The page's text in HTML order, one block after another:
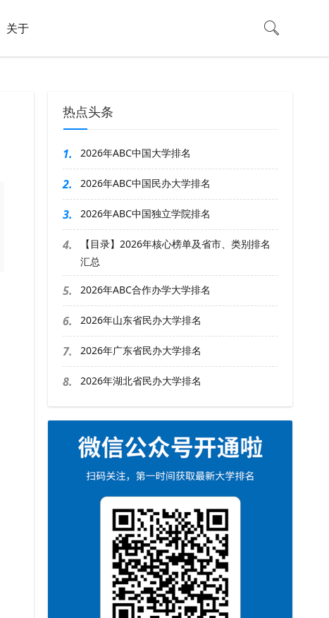
关于
热点头条
1. 2026年ABC中国大学排名
2. 2026年ABC中国民办大学排名
3. 2026年ABC中国独立学院排名
4.
【目录】2026年核心榜单及省市、类别排名
汇总
5. 2026年ABC合作办学大学排名
6. 2026年山东省民办大学排名
7. 2026年广东省民办大学排名
8. 2026年湖北省民办大学排名